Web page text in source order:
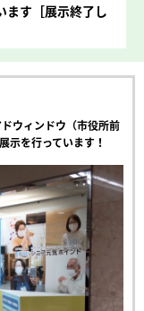
ます［展示終了し
ウィンドウ（市役所前
示を行っています！